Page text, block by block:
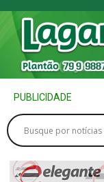
PUBLICIDADE